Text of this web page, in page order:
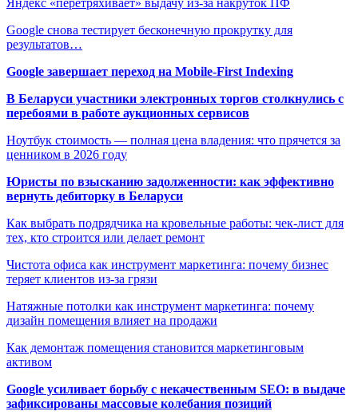
Яндекс «перетряхивает» выдачу из-за накруток ПФ
Google снова тестирует бесконечную прокрутку для
результатов…
Google завершает переход на Mobile-First Indexing
В Беларуси участники электронных торгов столкнулись с
перебоями в работе аукционных сервисов
Ноутбук стоимость — полная цена владения: что прячется за
ценником в 2026 году
Юристы по взысканию задолженности: как эффективно
вернуть дебиторку в Беларуси
Как выбрать подрядчика на кровельные работы: чек-лист для
тех, кто строится или делает ремонт
Чистота офиса как инструмент маркетинга: почему бизнес
теряет клиентов из-за грязи
Натяжные потолки как инструмент маркетинга: почему
дизайн помещения влияет на продажи
Как демонтаж помещения становится маркетинговым
активом
Google усиливает борьбу с некачественным SEO: в выдаче
зафиксированы массовые колебания позиций